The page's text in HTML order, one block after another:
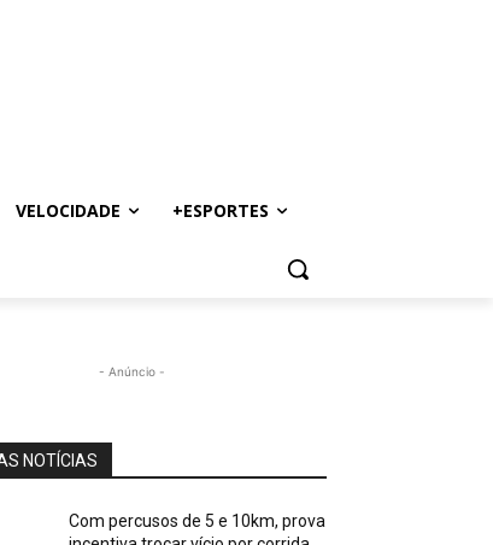
VELOCIDADE +ESPORTES
- Anúncio -
NOTÍCIAS
Com percusos de 5 e 10km, prova